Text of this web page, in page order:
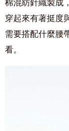
棉混紡針織製成
穿起來有著挺度
需要搭配什麼腰
看。